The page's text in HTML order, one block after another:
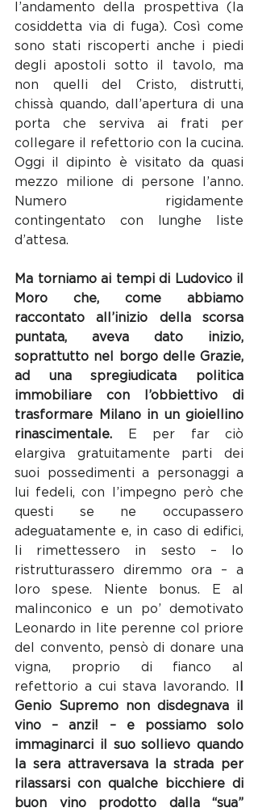
l’andamento della prospettiva (la
cosiddetta via di fuga). Così come
sono stati riscoperti anche i piedi
degli apostoli sotto il tavolo, ma
non quelli del Cristo, distrutti,
chissà quando, dall’apertura di una
porta che serviva ai frati per
collegare il refettorio con la cucina.
Oggi il dipinto è visitato da quasi
mezzo milione di persone l’anno.
Numero rigidamente
contingentato con lunghe liste
d’attesa.
Ma torniamo ai tempi di Ludovico il
Moro che, come abbiamo
raccontato all’inizio della scorsa
puntata, aveva dato inizio,
soprattutto nel borgo delle Grazie,
ad una spregiudicata politica
immobiliare con l’obbiettivo di
trasformare Milano in un gioiellino
rinascimentale. E per far ciò
elargiva gratuitamente parti dei
suoi possedimenti a personaggi a
lui fedeli, con l’impegno però che
questi se ne occupassero
adeguatamente e, in caso di edifici,
li rimettessero in sesto – lo
ristrutturassero diremmo ora – a
loro spese. Niente bonus. E al
malinconico e un po’ demotivato
Leonardo in lite perenne col priore
del convento, pensò di donare una
vigna, proprio di fianco al
refettorio a cui stava lavorando. I
Genio Supremo non disdegnava il
vino – anzi! – e possiamo solo
immaginarci il suo sollievo quando
la sera attraversava la strada per
rilassarsi con qualche bicchiere di
buon vino prodotto dalla “sua”